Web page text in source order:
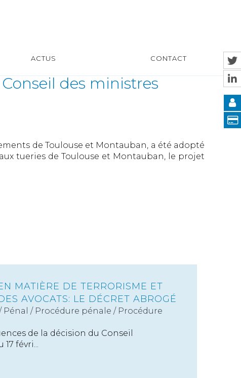
ACTUS CONTACT
des ministres
de Toulouse et Montauban, a été adopté
tueries de Toulouse et Montauban, le projet
MATIÈRE DE TERRORISME ET
AVOCATS: LE DÉCRET ABROGÉ
Pénal / Procédure pénale / Procédure
de la décision du Conseil
févri...